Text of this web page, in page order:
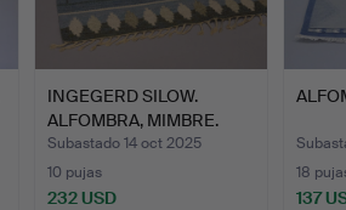
INGEGERD SILOW.
ALFOMBRA, MIMBRE.
Subastado 14 oct 2025
10 pujas
232 USD
18
137